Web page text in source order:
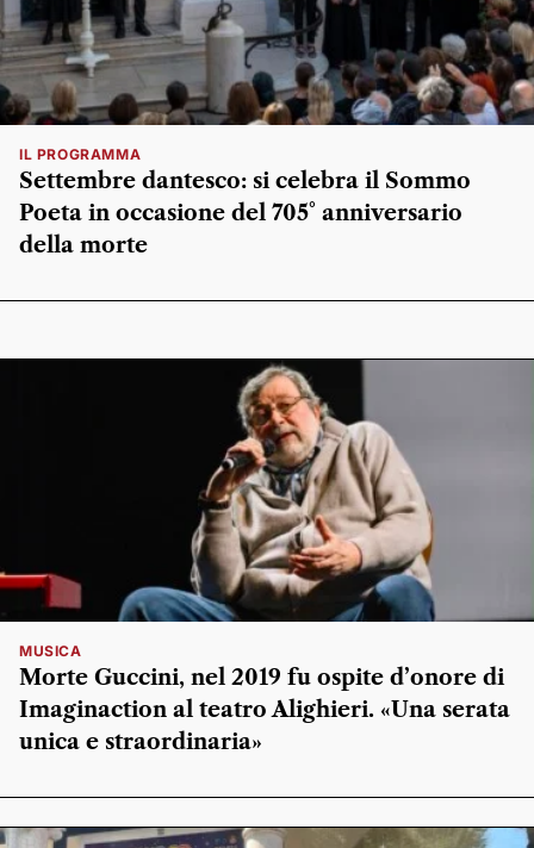
IL PROGRAMMA
Settembre dantesco: si celebra il Sommo
Poeta in occasione del 705° anniversario
della morte
MUSICA
Morte Guccini, nel 2019 fu ospite d’onore di
Imaginaction al teatro Alighieri. «Una serata
unica e straordinaria»